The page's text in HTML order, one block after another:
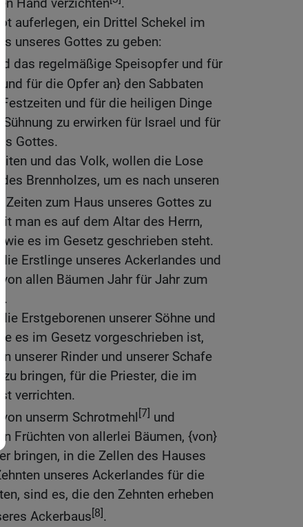
Hand verzichten
.
auferlegen, ein Drittel Schekel im
unseres Gottes zu geben:
das regelmäßige Speisopfer und für
für die Opfer an} den Sabbaten
und für die heiligen Dinge
zu erwirken für Israel und für
Gottes.
und das Volk, wollen die Lose
Brennholzes, um es nach unseren
zum Haus unseres Gottes zu
man es auf dem Altar des Herrn,
wie es im Gesetz geschrieben steht.
Erstlinge unseres Ackerlandes und
allen Bäumen Jahr für Jahr zum
Erstgeborenen unserer Söhne und
es im Gesetz vorgeschrieben ist,
unserer Rinder und unserer Schafe
zu bringen, für die Priester, die im
verrichten.
von unserm Schrotmehl [7] und
Früchten von allerlei Bäumen, {von}
bringen, in die Zellen des Hauses
unseres Ackerlandes für die
sind es, die den Zehnten erheben
Ackerbaus[8].